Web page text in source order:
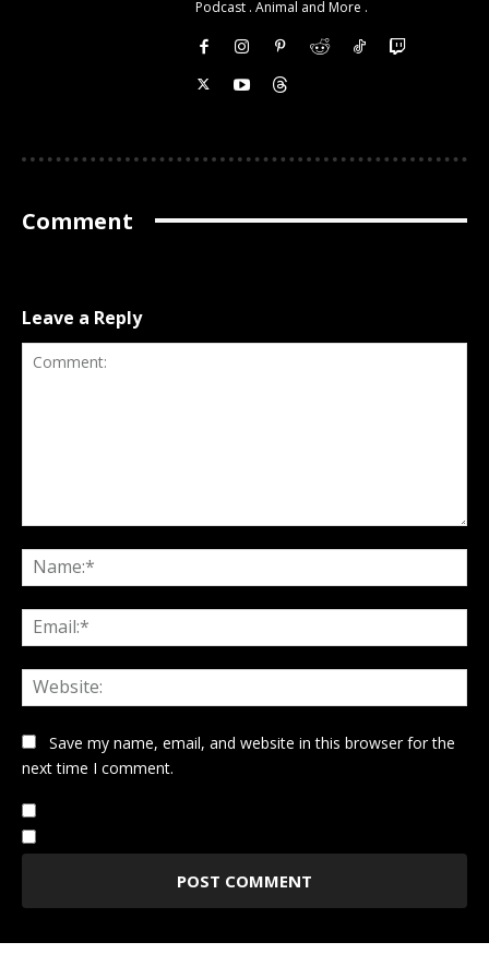
Podcast . Animal and More .
Comment
Leave a Reply
Save my name, email, and website in this browser for the
next time I comment.